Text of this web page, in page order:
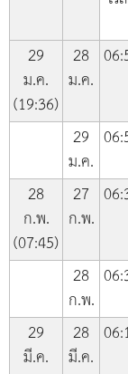
29
ม.ค.
(19:36)
28
ม.ค.
29
ม.ค.
28
ก.พ.
(07:45)
27
ก.พ.
28
ก.พ.
29
มี.ค.
28
มี.ค.